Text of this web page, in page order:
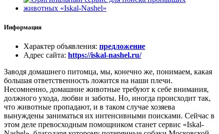
Информация
Характер объявления: предложение
Адрес сайта: https://iskal-nashel.ru/
Заводя домашнего питомца, мы, конечно же, понимаем, какая
большая ответственность ложится на наши плечи.
Несомненно, домашние животные требуют к себе внимания,
должного ухода, любви и заботы. Но, иногда происходит так,
что животные пропадают, и в таком случае хозяева
вынуждены заниматься их интенсивными поисками. Сейчас в
этом деле превосходным помощником станет сервис «Iskal-